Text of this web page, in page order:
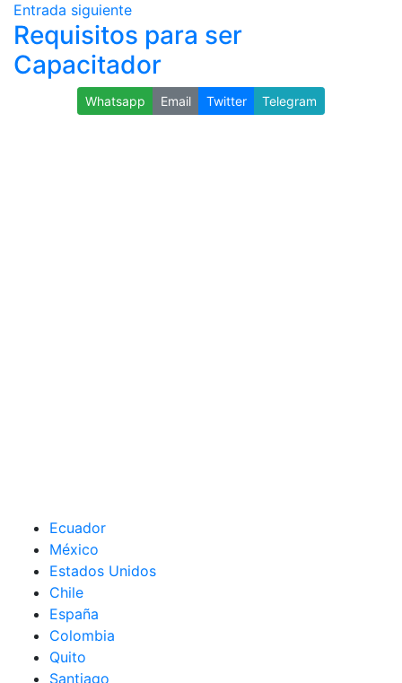
Entrada siguiente
Requisitos para ser
Capacitador
Whatsapp Email Twitter Telegram
Ecuador
México
Estados Unidos
Chile
España
Colombia
Quito
Santiago